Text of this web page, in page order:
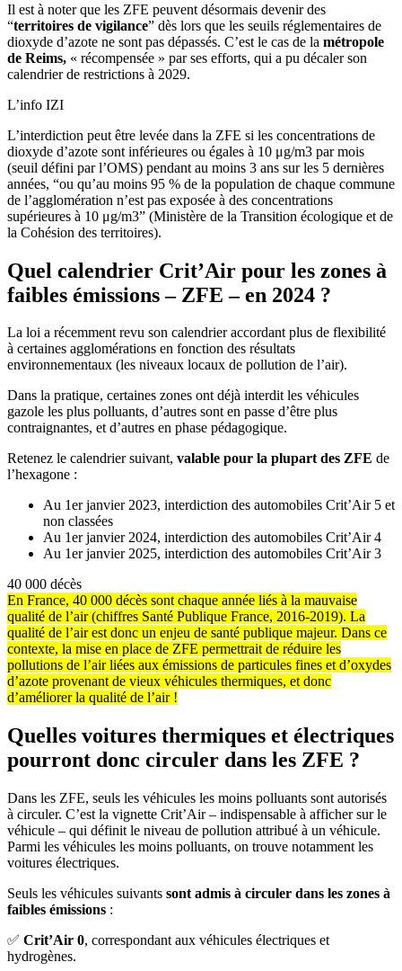
Il est à noter que les ZFE peuvent désormais devenir des
“territoires de vigilance” dès lors que les seuils réglementaires de
dioxyde d’azote ne sont pas dépassés. C’est le cas de la métropole
de Reims, « récompensée » par ses efforts, qui a pu décaler son
calendrier de restrictions à 2029.
L’info IZI
L’interdiction peut être levée dans la ZFE si les concentrations de
dioxyde d’azote sont inférieures ou égales à 10 μg/m3 par mois
(seuil défini par l’OMS) pendant au moins 3 ans sur les 5 dernières
années, “ou qu’au moins 95 % de la population de chaque commune
de l’agglomération n’est pas exposée à des concentrations
supérieures à 10 μg/m3” (Ministère de la Transition écologique et de
la Cohésion des territoires).
Quel calendrier Crit’Air pour les zones à
faibles émissions – ZFE – en 2024 ?
La loi a récemment revu son calendrier accordant plus de flexibilité
à certaines agglomérations en fonction des résultats
environnementaux (les niveaux locaux de pollution de l’air).
Dans la pratique, certaines zones ont déjà interdit les véhicules
gazole les plus polluants, d’autres sont en passe d’être plus
contraignantes, et d’autres en phase pédagogique.
Retenez le calendrier suivant, valable pour la plupart des ZFE de
l’hexagone :
Au 1er janvier 2023, interdiction des automobiles Crit’Air 5 et
non classées
Au 1er janvier 2024, interdiction des automobiles Crit’Air 4
Au 1er janvier 2025, interdiction des automobiles Crit’Air 3
40 000 décès
En France, 40 000 décès sont chaque année liés à la mauvaise
qualité de l’air (chiffres Santé Publique France, 2016-2019). La
qualité de l’air est donc un enjeu de santé publique majeur. Dans ce
contexte, la mise en place de ZFE permettrait de réduire les
pollutions de l’air liées aux émissions de particules fines et d’oxydes
d’azote provenant de vieux véhicules thermiques, et donc
d’améliorer la qualité de l’air !
Quelles voitures thermiques et électriques
pourront donc circuler dans les ZFE ?
Dans les ZFE, seuls les véhicules les moins polluants sont autorisés
à circuler. C’est la vignette Crit’Air – indispensable à afficher sur le
véhicule – qui définit le niveau de pollution attribué à un véhicule.
Parmi les véhicules les moins polluants, on trouve notamment les
voitures électriques.
Seuls les véhicules suivants sont admis à circuler dans les zones à
faibles émissions :
✅ Crit’Air 0, correspondant aux véhicules électriques et
hydrogènes.